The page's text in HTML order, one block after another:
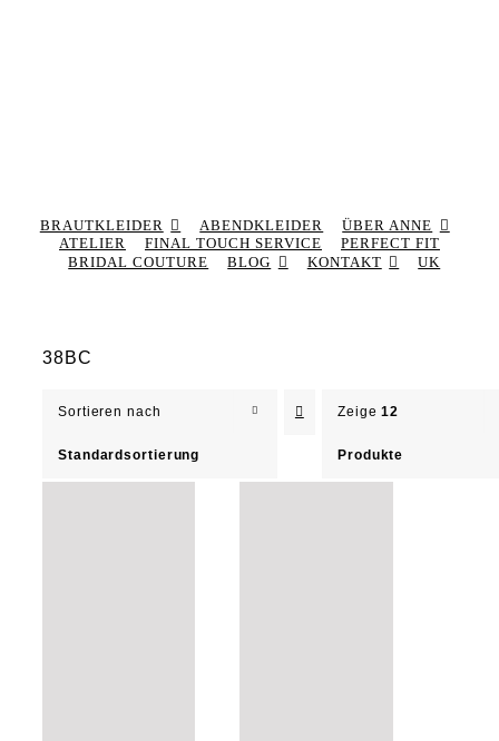
BRAUTKLEIDER ABENDKLEIDER
ÜBER ANNE
ATELIER
FINAL TOUCH SERVICE
PERFECT FIT
BRIDAL COUTURE
BLOG KONTAKT UK
38BC
Sortieren nach
Standardsortierung
Zeige12
Produkte